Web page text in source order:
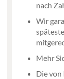
nach
Wir
Mehr
Die von